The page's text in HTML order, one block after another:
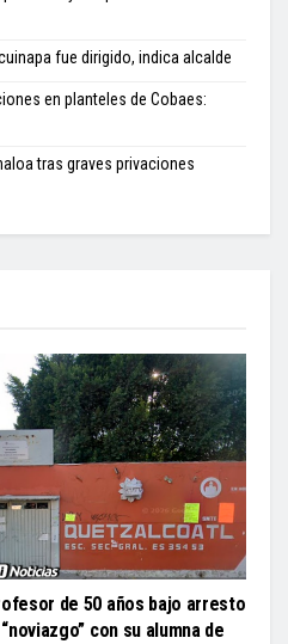
fue dirigido, indica alcalde
en planteles de Cobaes:
tras graves privaciones
de 50 años bajo arresto
con su alumna de